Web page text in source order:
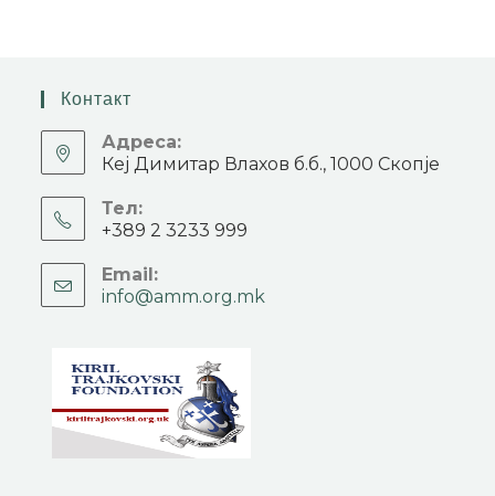
Контакт
Адреса:
Кеј Димитар Влахов б.б., 1000 Скопје
Тел:
+389 2 3233 999
Email:
info@amm.org.mk